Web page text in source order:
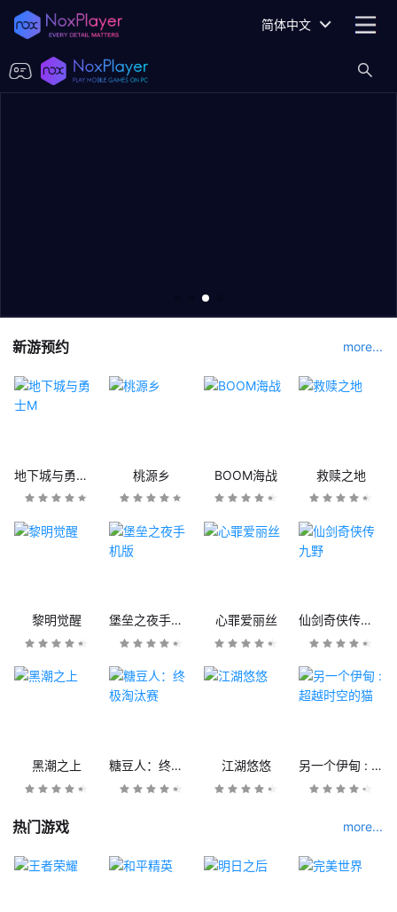
简体中文
新游预约 more...
地下城与勇士M 桃源乡 BOOM海战 救赎之地
黎明觉醒 堡垒之夜手机版 心罪爱丽丝 仙剑奇侠传九野
黑潮之上 糖豆人：终极淘汰赛 江湖悠悠 另一个伊甸 : 超越时空的猫
热门游戏 more...